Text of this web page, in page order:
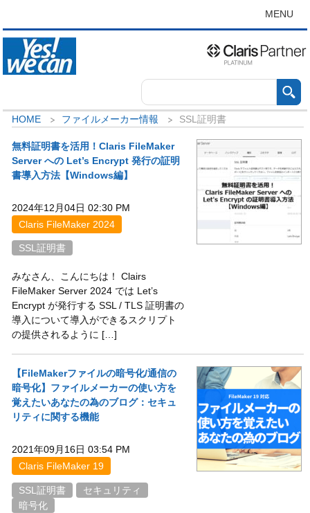
MENU
HOME ファイルメーカー情報 SSL証明書
無料証明書を活用！Claris FileMaker
Server への Let’s Encrypt 発行の証明
書導入方法【Windows編】
2024年12月04日 02:30 PM
Claris FileMaker 2024
SSL証明書
みなさん、こんにちは！ Clairs
FileMaker Server 2024 では Let’s
Encrypt が発行する SSL / TLS 証明書の
導入について導入ができるスクリプト
の提供されるように […]
【FileMakerファイルの暗号化/通信の
暗号化】ファイルメーカーの使い方を
覚えたいあなたの為のブログ：セキュ
リティに関する機能
2021年09月16日 03:54 PM
Claris FileMaker 19
SSL証明書
セキュリティ
暗号化